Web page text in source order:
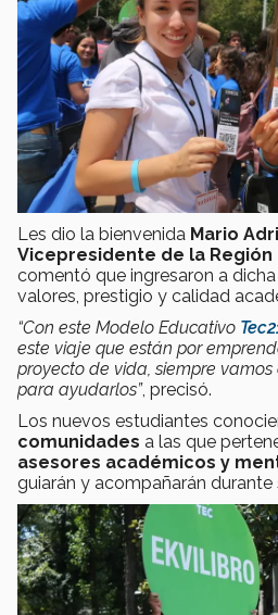
Les dio la bienvenida Mario
Vicepresidente de la
comentó que ingresaron a
valores, prestigio y calidad
“Con este Modelo Educativo
este viaje que están por
proyecto de vida, siempre
para ayudarlos”, precisó.
Los nuevos estudiantes
comunidades a las que
asesores académicos y
guiarán y acompañarán